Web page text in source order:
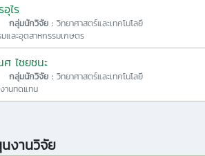
ไร
กลุ่มนักวิจัย : วิทยาศาสตร์และเทคโนโลยี
และอุตสาหกรรมเกษตร
ศ ไชยชนะ
กลุ่มนักวิจัย : วิทยาศาสตร์และเทคโนโลยี
านทดแทน
งานวิจัย